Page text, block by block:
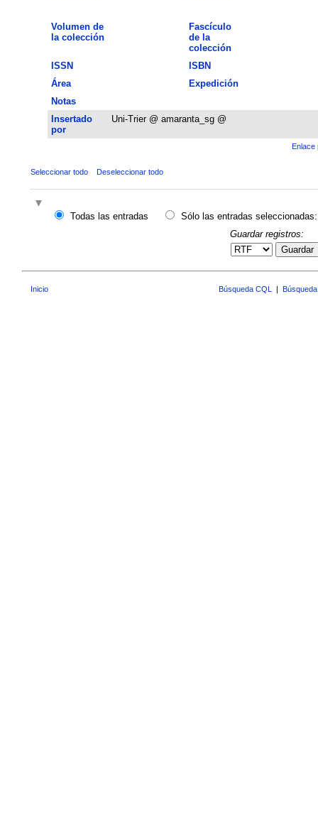
Volumen de
la colección
Fascículo
de la
colección
ISSN
ISBN
Área
Expedición
Notas
Insertado
por
Uni-Trier @ amaranta_sg @
Enlace
Seleccionar todo Deseleccionar todo
Todas las entradas
Sólo las entradas seleccionadas:
Guardar registros:
Guardar
Inicio Búsqueda CQL